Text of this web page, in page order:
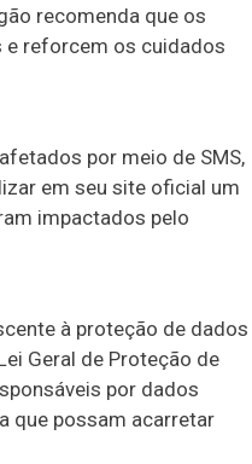
recomenda que os
reforcem os cuidados
por meio de SMS,
em seu site oficial um
impactados pelo
à proteção de dados
Geral de Proteção de
por dados
que possam acarretar